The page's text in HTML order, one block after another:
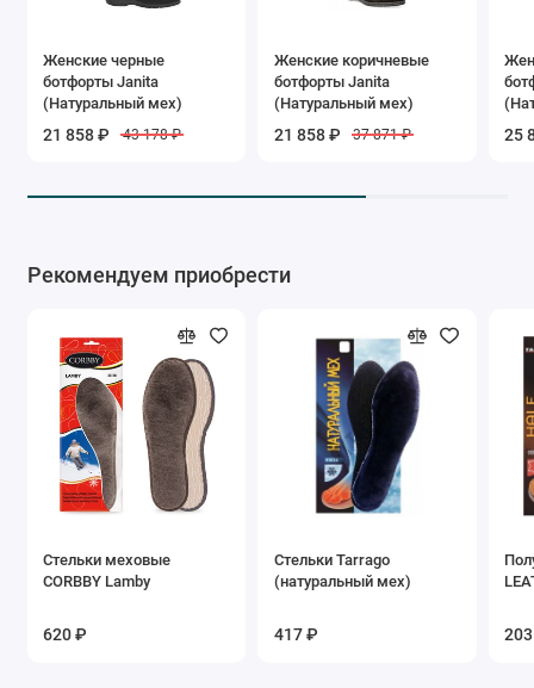
Женские черные
ботфорты Janita
(Натуральный мех)
21 858 ₽ 43 178 ₽
Женские коричневые
ботфорты Janita
(Натуральный мех)
21 858 ₽ 37 871 ₽ 25
Рекомендуем приобрести
Стельки меховые
CORBBY Lamby
620 ₽
Стельки Tarrago
(натуральный мех)
417 ₽